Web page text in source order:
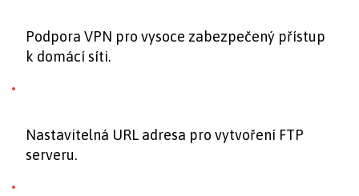
Podpora VPN pro vysoce zabezpečený přístup
k domácí síti.
Nastavitelná URL adresa pro vytvoření FTP
serveru.